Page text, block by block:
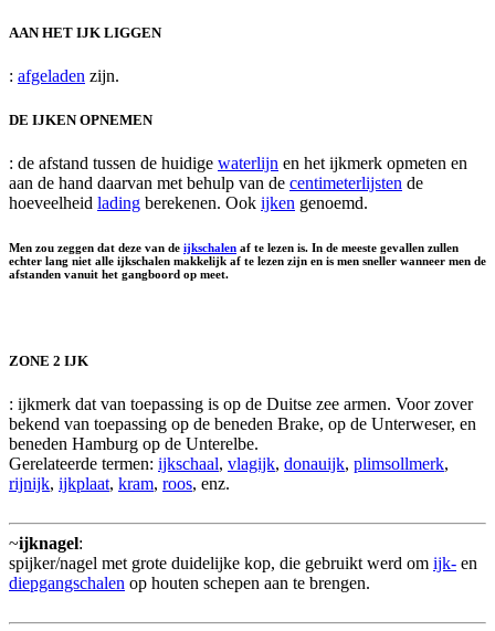
AAN HET IJK LIGGEN
: afgeladen zijn.
DE IJKEN OPNEMEN
: de afstand tussen de huidige waterlijn en het ijkmerk opmeten en
aan de hand daarvan met behulp van de centimeterlijsten de
hoeveelheid lading berekenen. Ook ijken genoemd.
Men zou zeggen dat deze van de ijkschalen af te lezen is. In de meeste gevallen zullen
echter lang niet alle ijkschalen makkelijk af te lezen zijn en is men sneller wanneer men de
afstanden vanuit het gangboord op meet.
ZONE 2 IJK
: ijkmerk dat van toepassing is op de Duitse zee armen. Voor zover
bekend van toepassing op de beneden Brake, op de Unterweser, en
beneden Hamburg op de Unterelbe.
Gerelateerde termen: ijkschaal, vlagijk, donauijk, plimsollmerk,
rijnijk, ijkplaat, kram, roos, enz.
~ijknagel:
spijker/nagel met grote duidelijke kop, die gebruikt werd om ijk- en
diepgangschalen op houten schepen aan te brengen.